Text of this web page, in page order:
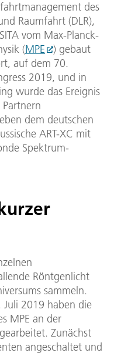
des
Raumfahrt (DLR),
vom Max-Planck-
(MPE
) gebaut
auf dem 70.
2019, und in
wurde das Ereignis
dem deutschen
ART-XC mit
Spektrum-
Röntgenlicht
sammeln.
Juli 2019 haben die
MPE an der
Zunächst
angeschaltet und